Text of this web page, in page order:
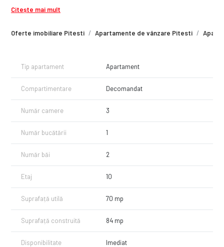
Oferte imobiliare Pitesti Apartamente de vânzare Pitesti
Blocul are lift recent modernizat!
Citește mai mult
Tip apartament Apartament
Compartimentare Decomandat
Număr camere 3
Număr bucătării 1
Număr băi 2
Etaj 10
Suprafață utilă 70 mp
Suprafață construită 84 mp
Disponibilitate Imediat